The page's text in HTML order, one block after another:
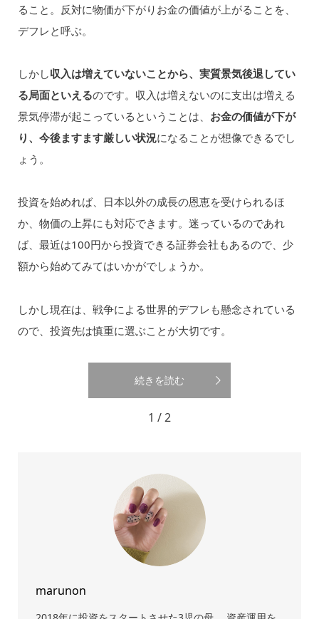
ること。反対に物価が下がりお金の価値が上がることを、
デフレと呼ぶ。
しかし収入は増えていないことから、実質景気後退してい
る局面といえるのです。収入は増えないのに支出は増える
景気停滞が起こっているということは、 お金の価値が下が
り、今後ますます厳しい状況になることが想像できるでし
ょう。
投資を始めれば、日本以外の成長の恩恵を受けられるほ
か、物価の上昇にも対応できます。迷っているのであれ
ば、最近は100円から投資できる証券会社もあるので、少
額から始めてみてはいかがでしょうか。
しかし現在は、戦争による世界的デフレも懸念されている
ので、投資先は慎重に選ぶことが大切です。
続きを読む
1 / 2
marunon